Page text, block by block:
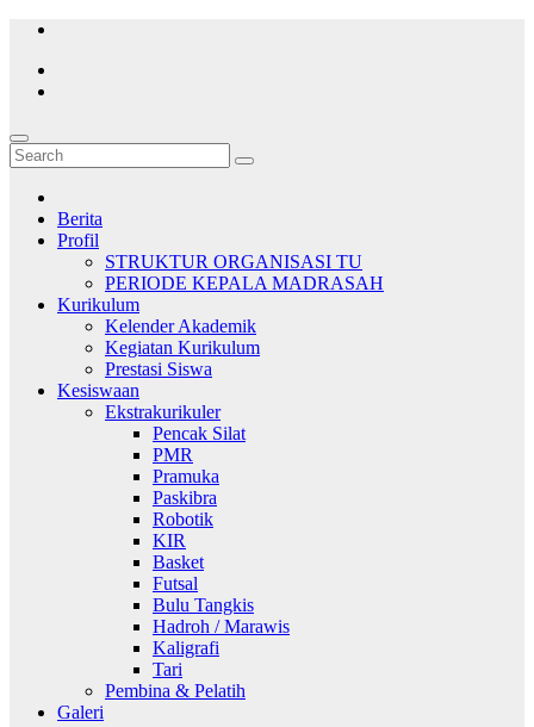
Skip
content
Berita
Profil
STRUKTUR ORGANISASI TU
PERIODE KEPALA MADRASAH
Kurikulum
Kelender Akademik
Kegiatan Kurikulum
Prestasi Siswa
Kesiswaan
Ekstrakurikuler
Pencak Silat
PMR
Pramuka
Paskibra
Robotik
KIR
Basket
Futsal
Bulu Tangkis
Hadroh / Marawis
Kaligrafi
Tari
Pembina & Pelatih
Galeri